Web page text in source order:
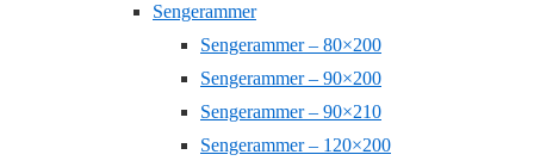
Sengerammer
Sengerammer – 80×200
Sengerammer – 90×200
Sengerammer – 90×210
Sengerammer – 120×200